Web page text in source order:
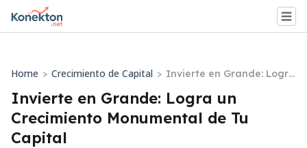
Home > Crecimiento de Capital > Invierte en Grande: Logra
un Crecimiento Monumen
tal de Tu Capital
Invierte en Grande: Logra un
Crecimiento Monumental de Tu
Capital